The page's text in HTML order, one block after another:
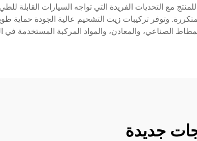
مع التحديات الفريدة التي تواجه السيارات القابلة
وتوفر تركيبات زيت التشحيم عالية الجودة حماية
الصناعي، والمعادن، والمواد المركبة المستخدمة في
جديدة